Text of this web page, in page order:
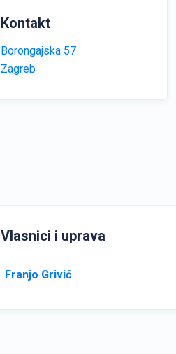
Kontakt
Borongajska 57
Zagreb
Vlasnici i uprava
Franjo Grivić